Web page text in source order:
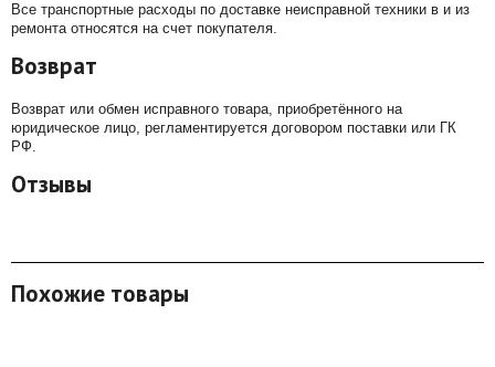
Все транспортные расходы по доставке неисправной техники в и из
ремонта относятся на счет покупателя.
Возврат
Возврат или обмен исправного товара, приобретённого на
юридическое лицо, регламентируется договором поставки или ГК
РФ.
Отзывы
Похожие товары